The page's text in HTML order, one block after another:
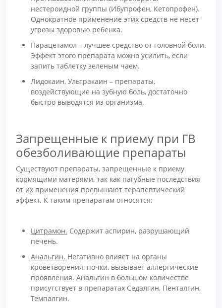
нестероидной группы (Ибупрофен, Кетопрофен).
Однократное применение этих средств не несет
угрозы здоровью ребенка.
Парацетамол – лучшее средство от головной боли.
Эффект этого препарата можно усилить, если
запить таблетку зеленым чаем.
Лидокаин, Ультракаин – препараты,
воздействующие на зубную боль, достаточно
быстро выводятся из организма.
Запрещенные к приему при ГВ
обезболивающие препараты
Существуют препараты, запрещенные к приему
кормящими матерями, так как пагубные последствия
от их применения превышают терапевтический
эффект. К таким препаратам относятся:
Цитрамон. Содержит аспирин, разрушающий
печень.
Анальгин. Негативно влияет на органы
кроветворения, почки, вызывает аллергические
проявления. Анальгин в большом количестве
присутствует в препаратах Седалгин, Пенталгин,
Темпалгин.